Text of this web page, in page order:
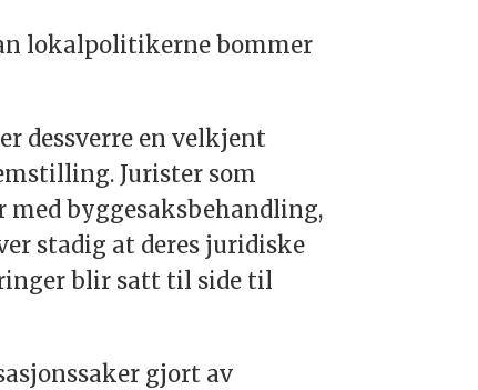
lokalpolitikerne bommer
dessverre en velkjent
Jurister som
med byggesaksbehandling,
stadig at deres juridiske
blir satt til side til
gjort av